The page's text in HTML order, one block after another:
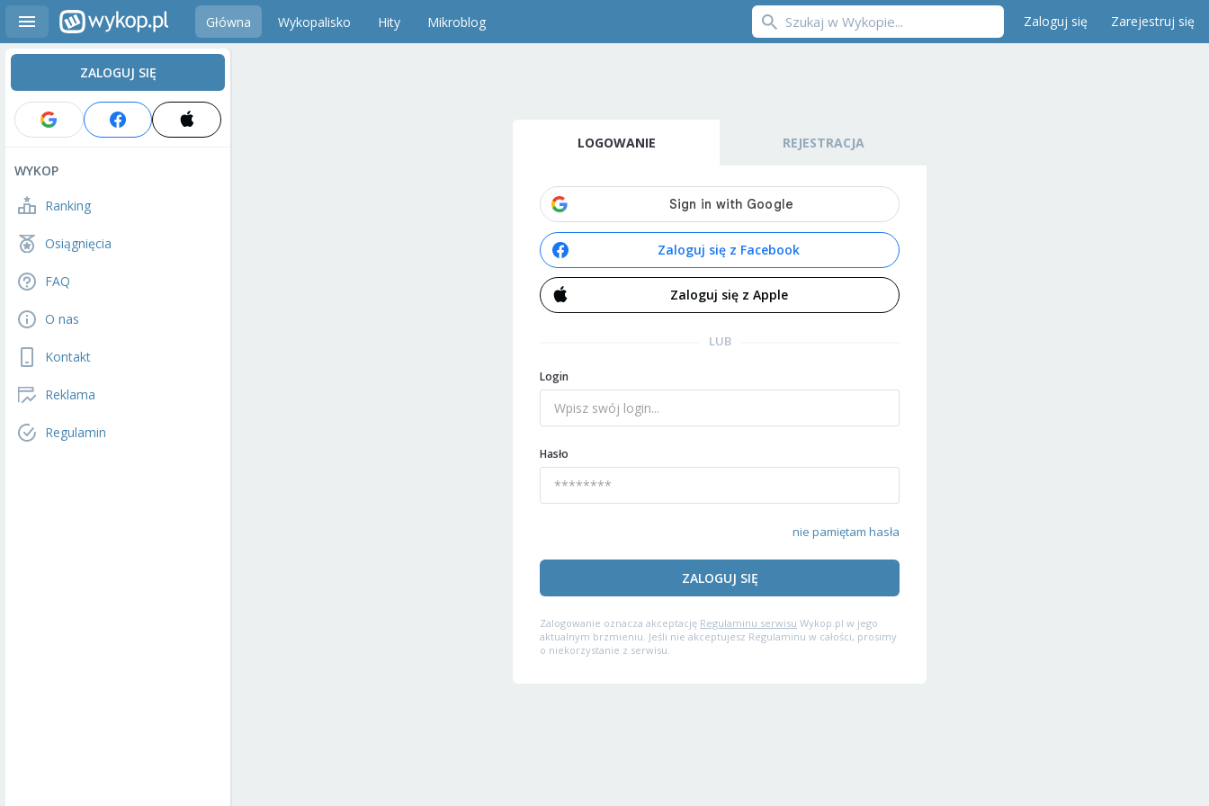
Główna Wykopalisko Hity Mikroblog Zaloguj się Zarejestruj się
ZALOGUJ SIĘ
WYKOP
Ranking
Osiągnięcia
FAQ
O nas
Kontakt
Reklama
Regulamin
LOGOWANIE REJESTRACJA
Zaloguj się z Facebook
Zaloguj się z Apple
LUB
Login
Hasło
nie pamiętam hasła
ZALOGUJ SIĘ
Zalogowanie oznacza akceptację Regulaminu serwisu Wykop.pl w jego
aktualnym brzmieniu. Jeśli nie akceptujesz Regulaminu w całości, prosimy
o niekorzystanie z serwisu.